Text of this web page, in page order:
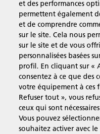
En savoir plus
Solutions pour
Produits et
Assistance &
et des performances
permettent également
et de comprendre
sur le site. Cela nous
sur le site et de vous
personnalisées basées
profil. En cliquant sur «
consentez à ce que des
votre équipement à ces
Refuser tout », vous
ceux qui sont
Vous pouvez
souhaitez activer avec